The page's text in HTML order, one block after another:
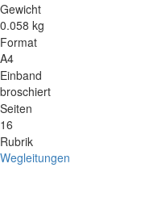
Gewicht
0.058 kg
Format
A4
Einband
broschiert
Seiten
16
Rubrik
Wegleitungen